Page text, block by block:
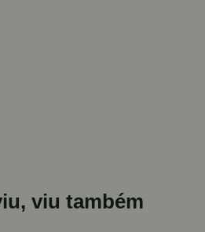
viu também